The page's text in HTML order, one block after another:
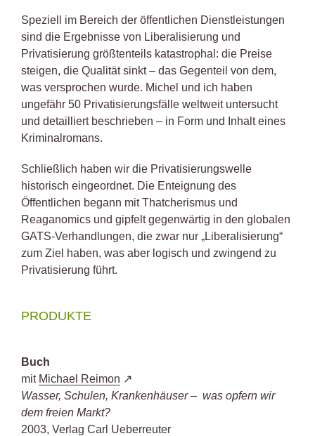
Speziell im Bereich der öffentlichen Dienstleistungen
sind die Ergebnisse von Liberalisierung und
Privatisierung größtenteils katastrophal: die Preise
steigen, die Qualität sinkt – das Gegenteil von dem,
was versprochen wurde. Michel und ich haben
ungefähr 50 Privatisierungsfälle weltweit untersucht
und detailliert beschrieben – in Form und Inhalt eines
Kriminalromans.
Schließlich haben wir die Privatisierungswelle
historisch eingeordnet. Die Enteignung des
Öffentlichen begann mit Thatcherismus und
Reaganomics und gipfelt gegenwärtig in den globalen
GATS-Verhandlungen, die zwar nur „Liberalisierung“
zum Ziel haben, was aber logisch und zwingend zu
Privatisierung führt.
PRODUKTE
Buch
mit Michael Reimon
Wasser, Schulen, Krankenhäuser – was opfern wir
dem freien Markt?
2003, Verlag Carl Ueberreuter